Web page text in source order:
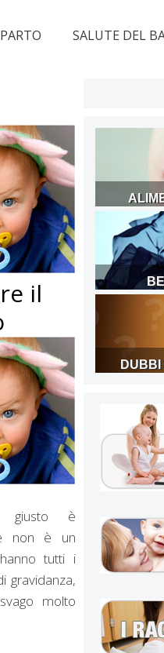
SALUTE DEL
il
giusto è
non è un
tutti i
gravidanza,
molto